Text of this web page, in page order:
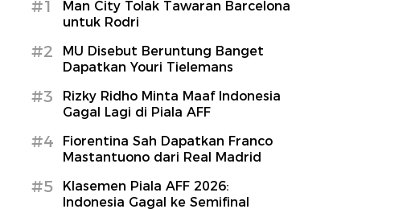
#1
Man City Tolak Tawaran Barcelona
untuk Rodri
#2
MU Disebut Beruntung Banget
Dapatkan Youri Tielemans
#3
Rizky Ridho Minta Maaf Indonesia
Gagal Lagi di Piala AFF
#4
Fiorentina Sah Dapatkan Franco
Mastantuono dari Real Madrid
#5
Klasemen Piala AFF 2026:
Indonesia Gagal ke Semifinal